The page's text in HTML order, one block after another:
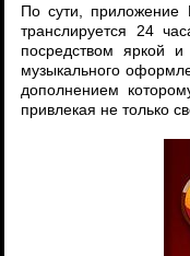
По сути, приложение
транслируется 24
посредством яркой и
музыкального
дополнением
привлекая не только